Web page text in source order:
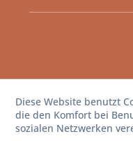
Diese Website benutzt
die den Komfort bei
sozialen Netzwerken